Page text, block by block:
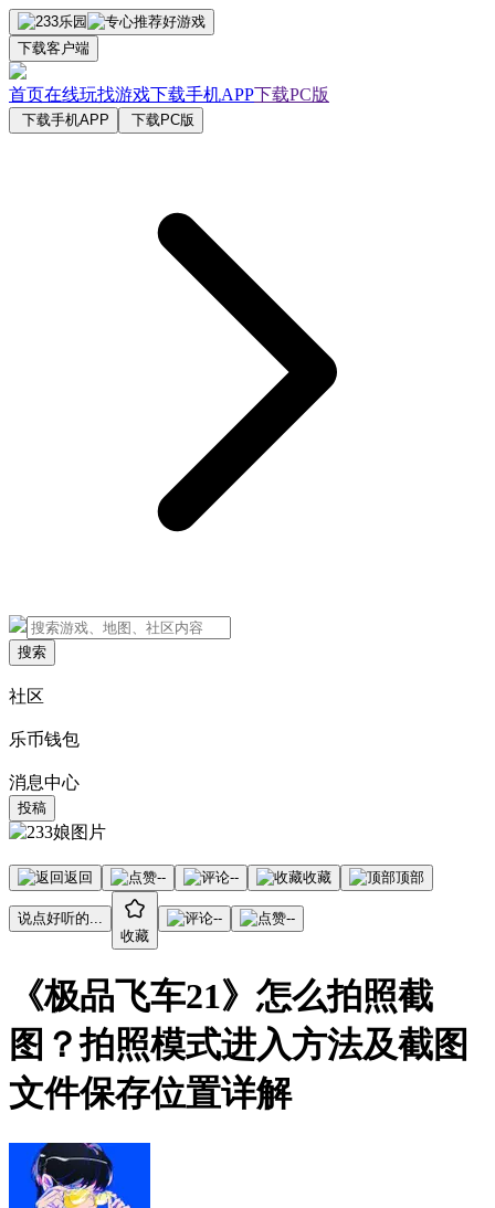
下载客户端
首页在线玩找游戏下载手机APP下载PC版
下载手机APP 下载PC版
搜索
社区
乐币钱包
消息中心
投稿
返回 -- -- 收藏 顶部
说点好听的...
收藏
-- --
《极品飞车21》怎么拍照截
图？拍照模式进入方法及截图
文件保存位置详解